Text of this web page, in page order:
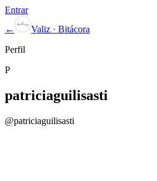
Entrar
←
Valiz · Bitácora
Perfil
P
patriciaguilisasti
@patriciaguilisasti